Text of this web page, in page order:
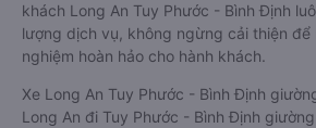
khách Long An Tuy Phước - Bình Định
lượng dịch vụ, không ngừng cải thiện để
nghiệm hoàn hảo cho hành khách.
Xe Long An Tuy Phước - Bình Định
Long An đi Tuy Phước - Bình Định